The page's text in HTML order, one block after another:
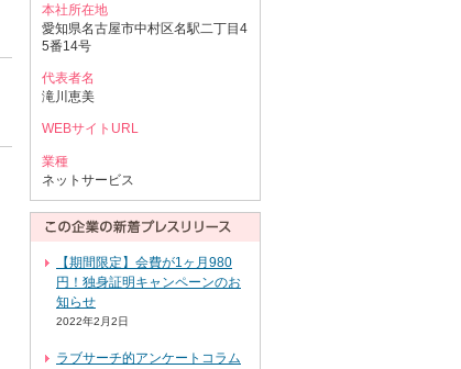
本社所在地
愛知県名古屋市中村区名駅二丁目4
5番14号
代表者名
滝川恵美
WEBサイトURL
業種
ネットサービス
【期間限定】会費が1ヶ月980
円！独身証明キャンペーンのお
知らせ
2022年2月2日
ラブサーチ的アンケートコラム